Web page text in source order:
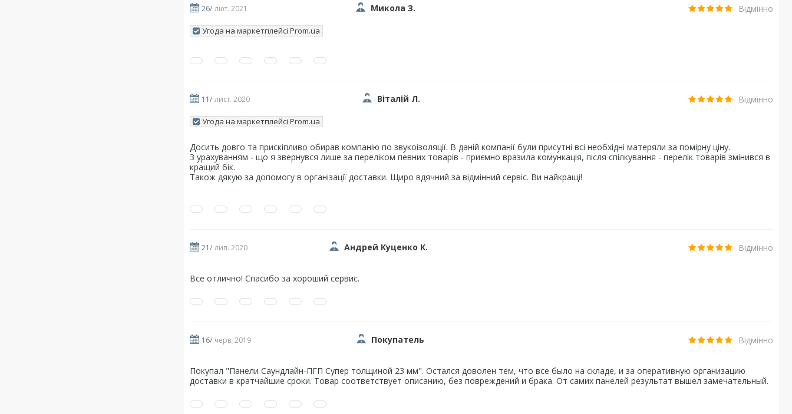
26/ лют. 2021 Микола З. Відмінно
Угода на маркетплейсі Prom.ua
11/ лист. 2020 Віталій Л. Відмінно
Угода на маркетплейсі Prom.ua
Досить довго та прискіпливо обирав компанію по звукоізоляції. В даній компанії були присутні всі необхідні матеряли за помірну ціну.
З урахуванням - що я звернувся лише за переліком певних товарів - приємно вразила комункація, після спілкування - перелік товарів змінився в
кращий бік.
Також дякую за допомогу в організації доставки. Щиро вдячний за відмінний сервіс. Ви найкращі!
21/ лип. 2020 Андрей Куценко К. Відмінно
Все отлично! Спасибо за хороший сервис.
16/ черв. 2019 Покупатель Відмінно
Покупал "Панели Саундлайн-ПГП Супер толщиной 23 мм". Остался доволен тем, что все было на складе, и за оперативную организацию
доставки в кратчайшие сроки. Товар соответствует описанию, без повреждений и брака. От самих панелей результат вышел замечательный.